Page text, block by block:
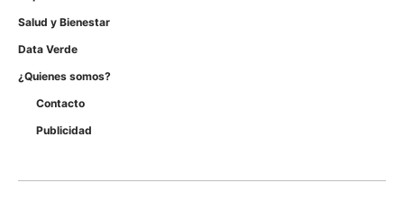
Salud y Bienestar
Data Verde
¿Quienes somos?
Contacto
Publicidad